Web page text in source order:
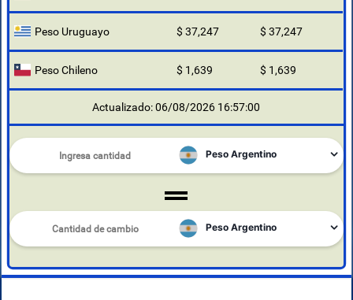
Peso Uruguayo $ 37,247 $ 37,247
Peso Chileno $ 1,639 $ 1,639
Actualizado: 06/08/2026 16:57:00